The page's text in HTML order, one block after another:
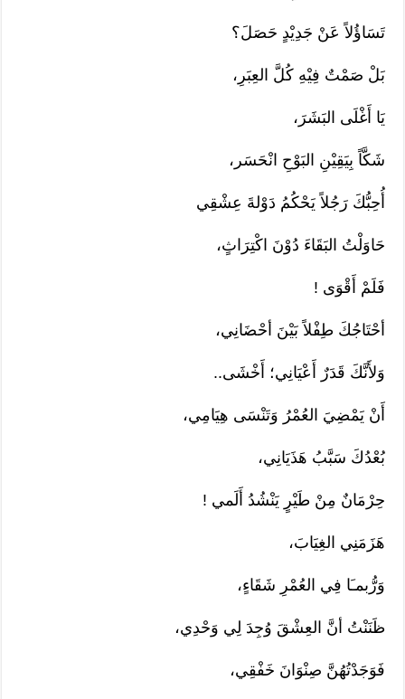
تَسَاؤُلاً عَنْ جَدِيْدٍ حَصَلَ؟
بَلْ صَمْتٌ فِيْهِ كُلَّ العِبَرِ،
يَا أَغْلَى البَشَرَ،
شَكَّاً بِيَقِيْنِ البَوْحِ انْحَسَر،
أُحِبُّكَ رَجُلاً يَحْكُمُ دَوْلةَ عِشْقِي
حَاوَلْتُ البَقَاءَ دُوْنَ اكْتِرَاثٍ،
فَلَمْ أَقْوَى !
أحْتَاجُكَ طِفْلاً بَيْنَ أحْضَانِي،
وَلأَنَّكَ قَدَرٌ أَعْيَانِي؛ أَخْشَى..
أَنْ يَمْضِيَ العُمْرُ وَتَنْسَى هِيَامِي،
بُعْدُكَ سَبَّبُ هَذَيَانِي،
حِرْمَانٌ مِنْ طَيْرٍ يَنْشُدُ أَلَمي !
هَزَمَنِي الغِيَابَ،
وَرُّبمـَا فِي العُمْرِ شَقَاءٍ،
ظَنَنْتُ أنَّ العِشْقَ وُجِدَ لِي وَحْدِي،
فَوَجَدْتُهُنَّ صِنْوَانَ خَفْقِي،